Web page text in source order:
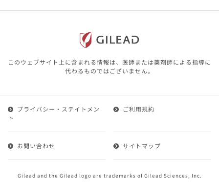
含む）の情報は、その製品またはその製品の
本サイト内の情報は、医師その他医療関係者
が行なうべきアドバイスやサービスを提供す
るものではありません。本サイトに表示され
ている情報は、決して、医師その他医療関係
1.会員とは、医療関係者の方で、本サービスの利用規約
ービスに登録を申し込みギリアドがこれを承認した方を
いいます。
けることができます。
このウェブサイト上に含まれる情報は、医師または薬剤師による指導に
代わるものではございません。
Gilead and the Gilead logo are trademarks of Gilead Sciences, Inc.
プライバシー・ステイトメン
ト
ご利用規約
お問い合わせ サイトマップ